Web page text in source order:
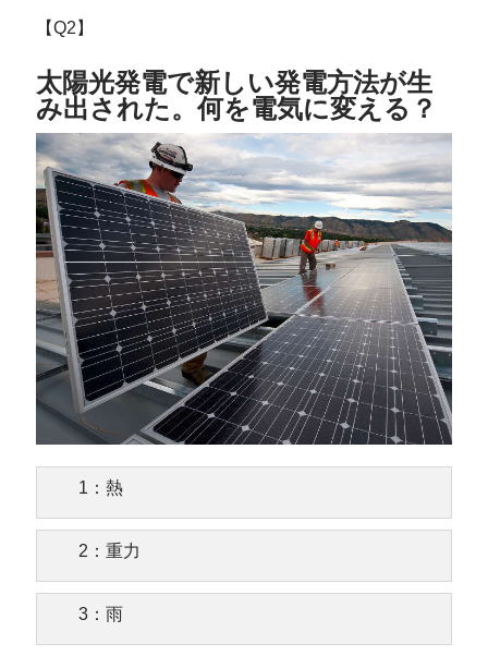
【Q2】
太陽光発電で新しい発電方法が生
み出された。何を電気に変える？
1：熱
2：重力
3：雨